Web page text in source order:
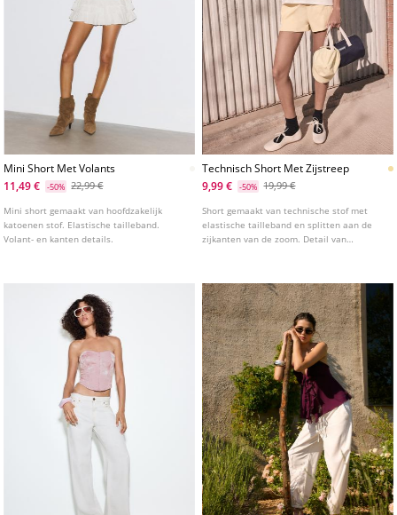
Mini Short Met Volants
11,49 €
-50% 22,99 €
Mini short gemaakt van hoofdzakelijk
katoenen stof. Elastische tailleband.
Volant- en kanten details.
Technisch Short Met Zijstreep
9,99 €
-50% 19,99 €
Short gemaakt van technische stof met
elastische tailleband en splitten aan de
zijkanten van de zoom. Detail van